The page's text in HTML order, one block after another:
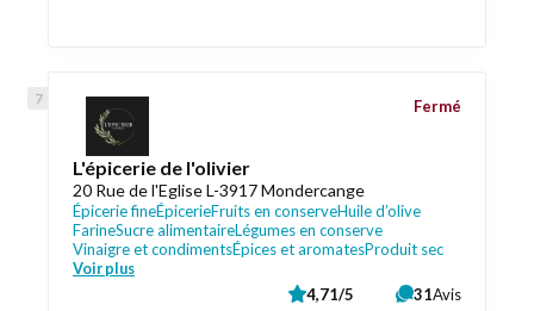
L'épicerie de l'olivier
20 Rue de l'Eglise L-3917 Mondercange
Épicerie fineÉpicerieFruits en conserveHuile d’olive
FarineSucre alimentaireLégumes en conserve
Vinaigre et condimentsÉpices et aromatesProduit sec
Voir plus
Fermé
4,71/5 31Avis